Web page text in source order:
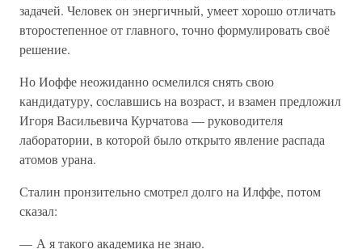
задачей. Человек он энергичный, умеет хорошо отличать
второстепенное от главного, точно формулировать своё
решение.
Но Иоффе неожиданно осмелился снять свою
кандидатуру, сославшись на возраст, и взамен предложил
Игоря Васильевича Курчатова — руководителя
лаборатории, в которой было открыто явление распада
атомов урана.
Сталин пронзительно смотрел долго на Илффе, потом
сказал:
— А я такого академика не знаю.